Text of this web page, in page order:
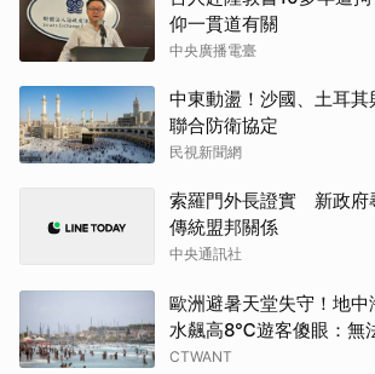
仰一貫道有關
中央廣播電臺
中東動盪！沙國、土耳
聯合防衛協定
民視新聞網
索羅門外長證實 新政府
傳統盟邦關係
中央通訊社
歐洲避暑天堂失守！地
水飆高8℃遊客傻眼：無
CTWANT